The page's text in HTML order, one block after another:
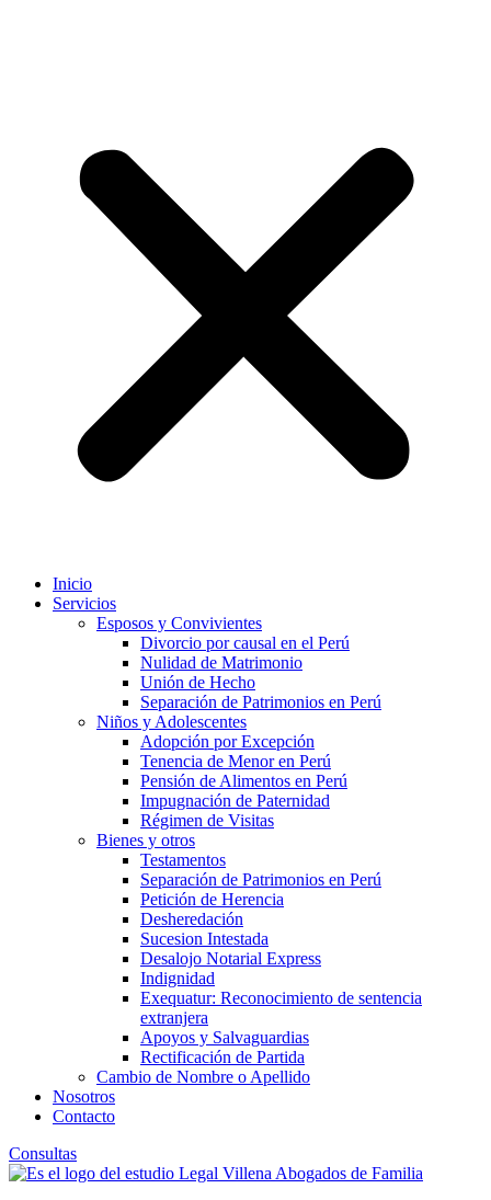
Inicio
Servicios
Esposos y Convivientes
Divorcio por causal en el Perú
Nulidad de Matrimonio
Unión de Hecho
Separación de Patrimonios en Perú
Niños y Adolescentes
Adopción por Excepción
Tenencia de Menor en Perú
Pensión de Alimentos en Perú
Impugnación de Paternidad
Régimen de Visitas
Bienes y otros
Testamentos
Separación de Patrimonios en Perú
Petición de Herencia
Desheredación
Sucesion Intestada
Desalojo Notarial Express
Indignidad
Exequatur: Reconocimiento de sentencia
extranjera
Apoyos y Salvaguardias
Rectificación de Partida
Cambio de Nombre o Apellido
Nosotros
Contacto
Consultas